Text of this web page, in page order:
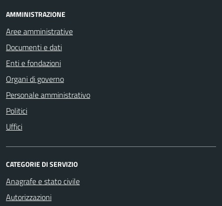
AMMINISTRAZIONE
Aree amministrative
Documenti e dati
Enti e fondazioni
Organi di governo
Personale amministrativo
Politici
Uffici
CATEGORIE DI SERVIZIO
Anagrafe e stato civile
Autorizzazioni